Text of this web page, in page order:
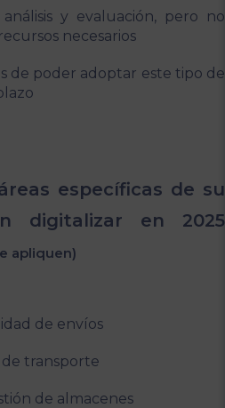
y evaluación, pero no
necesarios
de poder adoptar este tipo de
específicas de su
digitalizar en 2025
apliquen)
de envíos
transporte
de almacenes